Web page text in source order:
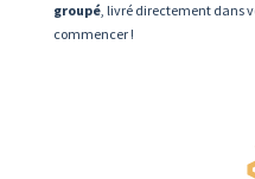
groupé, livré directement dans
commencer !